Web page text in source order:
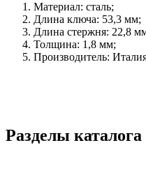
Материал: сталь;
Длина ключа: 53,3 мм;
Длина стержня: 22,8
Толщина: 1,8 мм;
Производитель:
Разделы каталога